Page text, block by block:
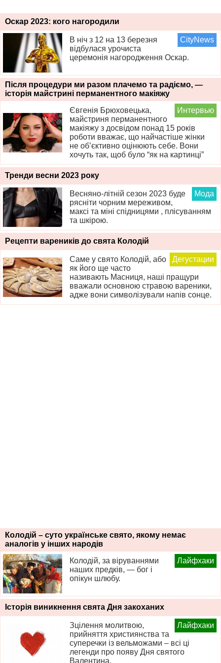
Оскар 2023: кого нагородили
CityNews
В ніч з 12 на 13 березня
відбулася урочиста
церемонія нагородження Оскар.
Після процедури ми разом плачемо та радіємо, —
історія майстрині перманентного макіяжу
Интервью
Євгенія Брюховецька,
майстриня перманентного
макіяжу з досвідом понад 15 років
роботи вважає, що найчастіше жінки
не об’єктивно оцінюють себе. Вони
хочуть так, щоб було “як на картинці”
Тренди весни 2023 року
Мода
Весняно-літній сезон 2023 буде
рясніти чорним мереживом,
максі та міні спідницями , плісуванням
та шкірою.
Рецепти вареників до свята Колодій
Дегустации
Саме у свято Колодій, або
як його ще часто
називають Масниця, наші пращури
вважали основною стравою вареники,
адже вони символізували напів сонце.
Колодій – суто українське свято, якому немає
аналогів у інших народів
Лайфхаки
Колодій, за віруваннями
наших предків, — бог і
опікун шлюбу.
Історія виникнення свята Дня закоханих
Лайфхаки
Зцілення молитвою,
прийняття християнства та
суперечки із вельможами – всі ці
легенди про появу Дня святого
Валентина.